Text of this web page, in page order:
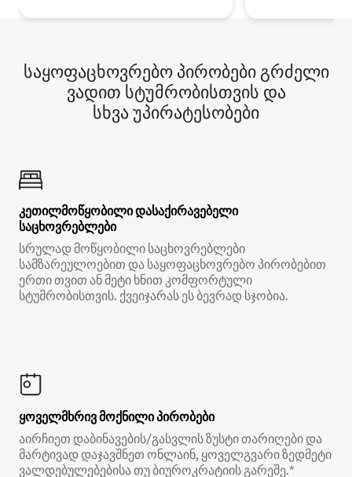
საყოფაცხოვრებო პირობები გრძელი
ვადით სტუმრობისთვის და
სხვა უპირატესობები
კეთილმოწყობილი დასაქირავებელი
საცხოვრებლები
სრულად მოწყობილი საცხოვრებლები
სამზარეულოებით და საყოფაცხოვრებო პირობებით
ერთი თვით ან მეტი ხნით კომფორტული
სტუმრობისთვის. ქვეიჯარას ეს ბევრად სჯობია.
ყოველმხრივ მოქნილი პირობები
აირჩიეთ დაბინავების/გასვლის ზუსტი თარიღები და
მარტივად დაჯავშნეთ ონლაინ, ყოველგვარი ზედმეტი
ვალდებულებებისა თუ ბიუროკრატიის გარეშე.*